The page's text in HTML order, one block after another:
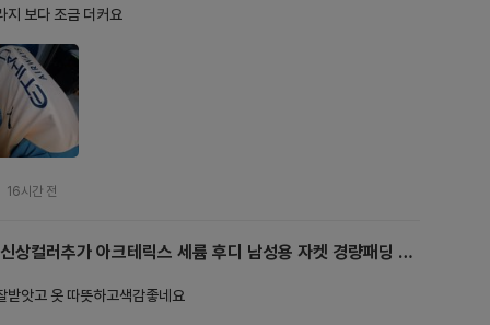
지 보다 조금 더커요
16시간 전
신상컬러추가 아크테릭스 세륨 후디 남성용 자켓 경량패딩 고
받앗고 옷 따뜻하고색감좋네요